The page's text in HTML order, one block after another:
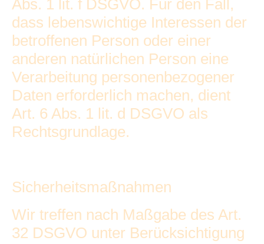
Abs. 1 lit. f DSGVO. Für den Fall,
dass lebenswichtige Interessen der
betroffenen Person oder einer
anderen natürlichen Person eine
Verarbeitung personenbezogener
Daten erforderlich machen, dient
Art. 6 Abs. 1 lit. d DSGVO als
Rechtsgrundlage.
Sicherheitsmaßnahmen
Wir treffen nach Maßgabe des Art.
32 DSGVO unter Berücksichtigung